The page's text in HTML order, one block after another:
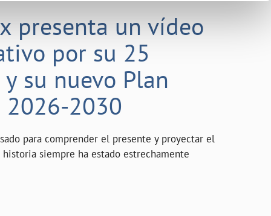
presenta un vídeo
por su 25
su nuevo Plan
2026-2030
para comprender el presente y proyectar el
siempre ha estado estrechamente